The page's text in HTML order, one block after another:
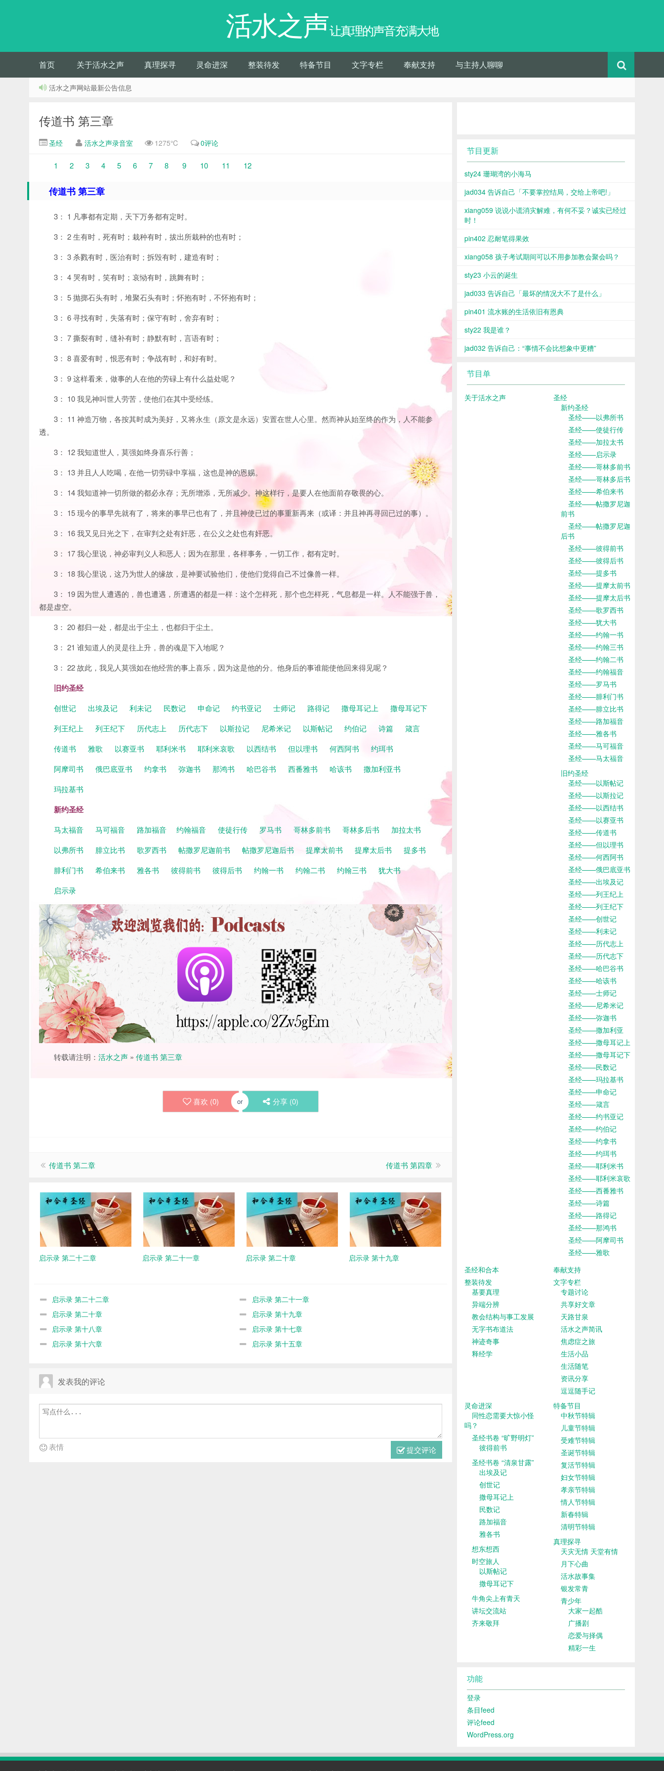
活水之声让真理的声音充满大地
首页 关于活水之声 真理探寻 灵命进深 整装待发 特备节目 文字专栏 奉献支持 与主持人聊聊
活水之声网站最新公告信息
传道书 第三章
圣经 活水之声录音室 1275℃ 0评论
1 2 3 4 5 6 7 8 9 10 11 12
传道书 第三章
3： 1 凡事都有定期，天下万务都有定时。
3： 2 生有时，死有时；栽种有时，拔出所栽种的也有时；
3： 3 杀戮有时，医治有时；拆毁有时，建造有时；
3： 4 哭有时，笑有时；哀恸有时，跳舞有时；
3： 5 抛掷石头有时，堆聚石头有时；怀抱有时，不怀抱有时；
3： 6 寻找有时，失落有时；保守有时，舍弃有时；
3： 7 撕裂有时，缝补有时；静默有时，言语有时；
3： 8 喜爱有时，恨恶有时；争战有时，和好有时。
3： 9 这样看来，做事的人在他的劳碌上有什么益处呢？
3： 10 我见神叫世人劳苦，使他们在其中受经练。
3： 11 神造万物，各按其时成为美好，又将永生（原文是永远）安置在世人心里。然而神从始至终的作为，人不能参
透。
3： 12 我知道世人，莫强如终身喜乐行善；
3： 13 并且人人吃喝，在他一切劳碌中享福，这也是神的恩赐。
3： 14 我知道神一切所做的都必永存；无所增添，无所减少。神这样行，是要人在他面前存敬畏的心。
3： 15 现今的事早先就有了，将来的事早已也有了，并且神使已过的事重新再来（或译：并且神再寻回已过的事）。
3： 16 我又见日光之下，在审判之处有奸恶，在公义之处也有奸恶。
3： 17 我心里说，神必审判义人和恶人；因为在那里，各样事务，一切工作，都有定时。
3： 18 我心里说，这乃为世人的缘故，是神要试验他们，使他们觉得自己不过像兽一样。
3： 19 因为世人遭遇的，兽也遭遇，所遭遇的都是一样：这个怎样死，那个也怎样死，气息都是一样。人不能强于兽，
都是虚空。
3： 20 都归一处，都是出于尘土，也都归于尘土。
3： 21 谁知道人的灵是往上升，兽的魂是下入地呢？
3： 22 故此，我见人莫强如在他经营的事上喜乐，因为这是他的分。他身后的事谁能使他回来得见呢？
旧约圣经
创世记 出埃及记 利未记 民数记 申命记 约书亚记 士师记 路得记 撒母耳记上
撒母耳记下
列王纪上
列王纪下 历代志上 历代志下 以斯拉记 尼希米记 以斯帖记 约伯记 诗篇
箴言
传道书
雅歌 以赛亚书 耶利米书 耶利米哀歌 以西结书 但以理书 何西阿书
约珥书
阿摩司书
俄巴底亚书 约拿书 弥迦书 那鸿书 哈巴谷书 西番雅书 哈该书
撒加利亚书
玛拉基书
新约圣经
马太福音 马可福音 路加福音 约翰福音 使徒行传 罗马书 哥林多前书 哥林多后书
加拉太书
以弗所书
腓立比书 歌罗西书 帖撒罗尼迦前书 帖撒罗尼迦后书 提摩太前书 提摩太后书
提多书
腓利门书
希伯来书 雅各书 彼得前书 彼得后书 约翰一书 约翰二书 约翰三书
犹大书
启示录
转载请注明： 活水之声 » 传道书 第三章
喜欢 (0) or 分享 (0)
传道书 第二章 传道书 第四章
启示录 第二十二章 启示录 第二十一章 启示录 第二十章 启示录 第十九章
启示录 第二十二章
启示录 第二十一章
启示录 第二十章
启示录 第十九章
启示录 第十八章
启示录 第十七章
启示录 第十六章
启示录 第十五章
发表我的评论
提交评论
表情
节目更新
sty24 珊瑚湾的小海马
jad034 告诉自己「不要掌控结局，交给上帝吧!」
xiang059 说说小谎消灾解难，有何不妥？诚实已经过
时！
pin402 忍耐笔得果效
xiang058 孩子考试期间可以不用参加教会聚会吗？
sty23 小云的诞生
jad033 告诉自己「最坏的情况大不了是什么」
pin401 流水账的生活依旧有恩典
sty22 我是谁？
jad032 告诉自己：“事情不会比想象中更糟”
节目单
关于活水之声
圣经
新约圣经
圣经——以弗所书
圣经——使徒行传
圣经——加拉太书
圣经——启示录
圣经——哥林多前书
圣经——哥林多后书
圣经——希伯来书
圣经——帖撒罗尼迦
前书
圣经——帖撒罗尼迦
后书
圣经——彼得前书
圣经——彼得后书
圣经——提多书
圣经——提摩太前书
圣经——提摩太后书
圣经——歌罗西书
圣经——犹大书
圣经——约翰一书
圣经——约翰三书
圣经——约翰二书
圣经——约翰福音
圣经——罗马书
圣经——腓利门书
圣经——腓立比书
圣经——路加福音
圣经——雅各书
圣经——马可福音
圣经——马太福音
旧约圣经
圣经——以斯帖记
圣经——以斯拉记
圣经——以西结书
圣经——以赛亚书
圣经——传道书
圣经——但以理书
圣经——何西阿书
圣经——俄巴底亚书
圣经——出埃及记
圣经——列王纪上
圣经——列王纪下
圣经——创世记
圣经——利未记
圣经——历代志上
圣经——历代志下
圣经——哈巴谷书
圣经——哈该书
圣经——士师记
圣经——尼希米记
圣经——弥迦书
圣经——撒加利亚
圣经——撒母耳记上
圣经——撒母耳记下
圣经——民数记
圣经——玛拉基书
圣经——申命记
圣经——箴言
圣经——约书亚记
圣经——约伯记
圣经——约拿书
圣经——约珥书
圣经——耶利米书
圣经——耶利米哀歌
圣经——西番雅书
圣经——诗篇
圣经——路得记
圣经——那鸿书
圣经——阿摩司书
圣经——雅歌
圣经和合本
奉献支持
整装待发
基要真理
异端分辨
教会结构与事工发展
无字书布道法
神迹奇事
释经学
文字专栏
专题讨论
共享好文章
天路甘泉
活水之声简讯
焦虑症之旅
生活小品
生活随笔
资讯分享
逗逗随手记
灵命进深
同性恋需要大惊小怪
吗？
圣经书卷 “旷野明灯”
彼得前书
圣经书卷 “清泉甘露”
出埃及记
创世记
撒母耳记上
民数记
路加福音
雅各书
想东想西
时空旅人
以斯帖记
撒母耳记下
牛角尖上有青天
讲坛交流站
齐来敬拜
特备节目
中秋节特辑
儿童节特辑
受难节特辑
圣诞节特辑
复活节特辑
妇女节特辑
孝亲节特辑
情人节特辑
新春特辑
清明节特辑
真理探寻
天灾无情 天堂有情
月下心曲
活水故事集
银发常青
青少年
大家一起酷
广播剧
恋爱与择偶
精彩一生
功能
登录
条目feed
评论feed
WordPress.org